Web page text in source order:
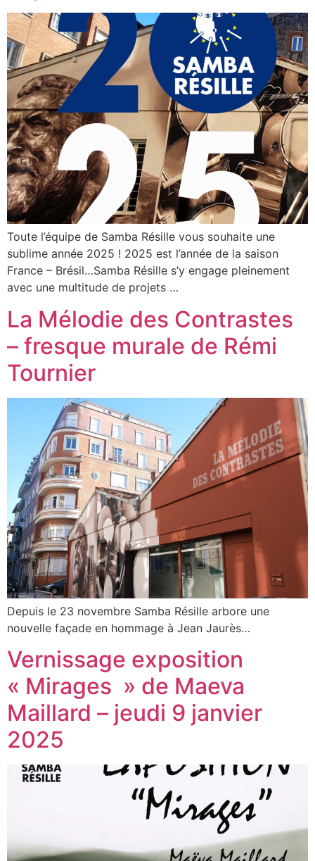
Toute l’équipe de Samba Résille vous souhaite une
sublime année 2025 ! 2025 est l’année de la saison
France – Brésil…Samba Résille s’y engage pleinement
avec une multitude de projets …
La Mélodie des Contrastes
– fresque murale de Rémi
Tournier
Depuis le 23 novembre Samba Résille arbore une
nouvelle façade en hommage à Jean Jaurès…
Vernissage exposition
« Mirages » de Maeva
Maillard – jeudi 9 janvier
2025